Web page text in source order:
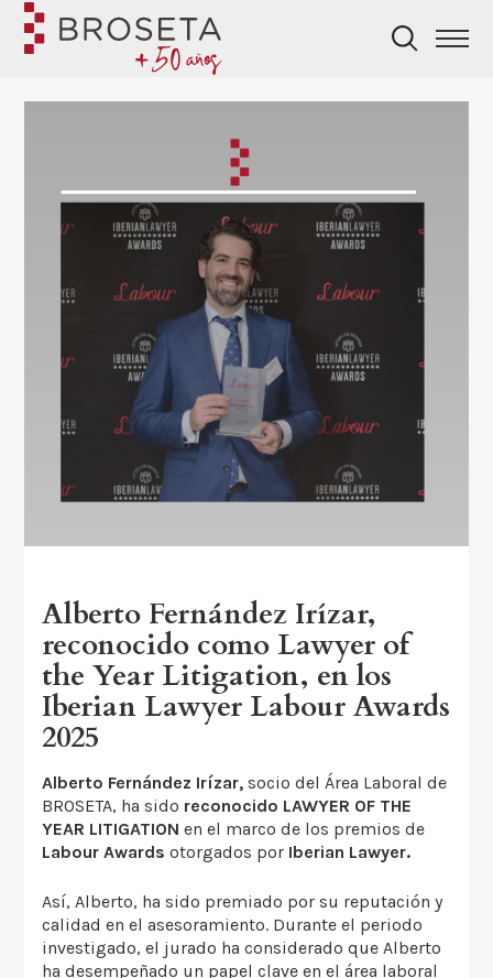
Alberto Fernández Irízar,
reconocido como Lawyer of
the Year Litigation, en los
Iberian Lawyer Labour Awards
2025
Alberto Fernández Irízar, socio del Área Laboral de
BROSETA, ha sido reconocido LAWYER OF THE
YEAR LITIGATIONen el marco de los premios de
Labour Awards otorgados por Iberian Lawyer.
Así, Alberto, ha sido premiado por su reputación y
calidad en el asesoramiento. Durante el periodo
investigado, el jurado ha considerado que Alberto
ha desempeñado un papel clave en el área laboral